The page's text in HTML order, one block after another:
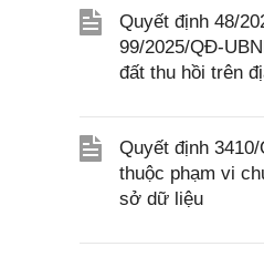
Quyết định 48/
99/2025/QĐ-
đất thu hồi trên
Quyết định
thuộc phạm vi
sở dữ liệu